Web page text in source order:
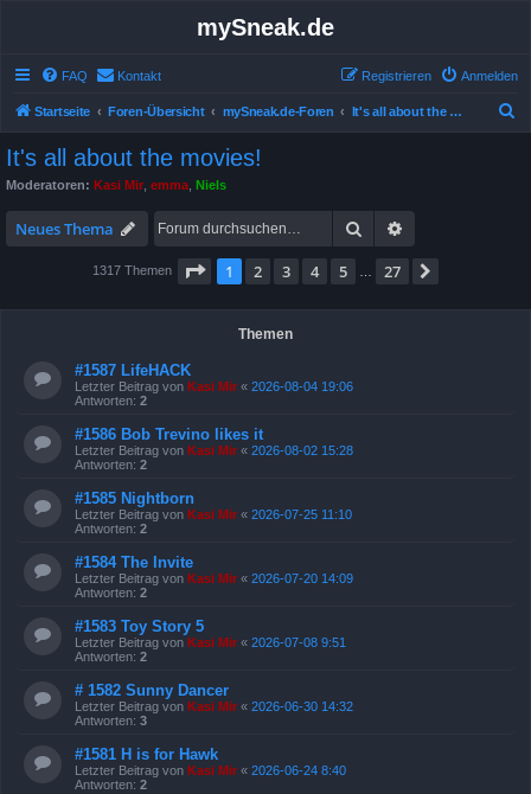
mySneak.de
FAQ Kontakt Anmelden
Registrieren
Startseite Foren-Übersicht mySneak.de-Foren It's all about the movies!
It's all about the movies!
Moderatoren: Kasi Mir emma Niels
Neues Thema Suche
1317 Themen Seite 1von
1 2 3 4 5 27
Themen
#1587 LifeHACK
Letzter Beitrag von Kasi Mir « 2026-08-04 19:06
Antworten: 2
#1586 Bob Trevino likes it
Letzter Beitrag von Kasi Mir « 2026-08-02 15:28
Antworten: 2
#1585 Nightborn
Letzter Beitrag von Kasi Mir « 2026-07-25 11:10
Antworten: 2
#1584 The Invite
Letzter Beitrag von Kasi Mir « 2026-07-20 14:09
Antworten: 2
#1583 Toy Story 5
Letzter Beitrag von Kasi Mir « 2026-07-08 9:51
Antworten: 2
# 1582 Sunny Dancer
Letzter Beitrag von Kasi Mir « 2026-06-30 14:32
Antworten: 3
#1581 H is for Hawk
Letzter Beitrag von Kasi Mir « 2026-06-24 8:40
Antworten: 2